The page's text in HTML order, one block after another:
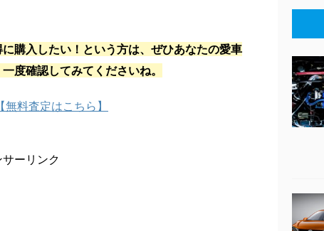
購入したい！という方は、ぜひあなたの愛車
度確認してみてくださいね。
料査定はこちら】
サーリンク